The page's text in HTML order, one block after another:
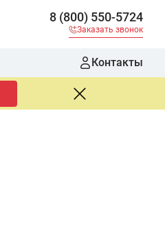
8 (800) 550-5724
Заказать звонок
Контакты